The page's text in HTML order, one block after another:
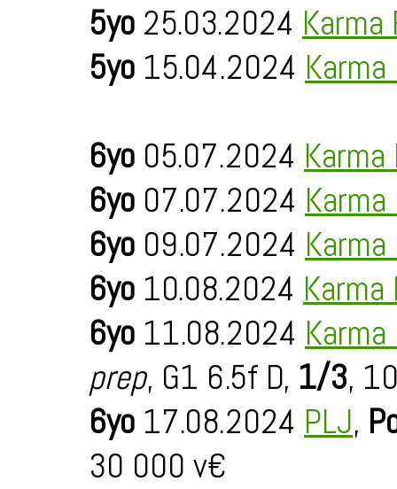
5yo 25.03.2024 Karma
5yo 15.04.2024
6yo 05.07.2024
6yo 07.07.2024
6yo 09.07.2024
6yo 10.08.2024
6yo 11.08.2024
prep, G1 6.5f D, 1/3,
6yo 17.08.2024 PLJ,
30 000 v€